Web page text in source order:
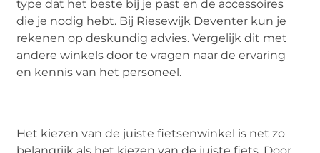
type dat het beste bij je past en de accessoires
die je nodig hebt. Bij Riesewijk Deventer kun je
rekenen op deskundig advies. Vergelijk dit met
andere winkels door te vragen naar de ervaring
en kennis van het personeel.
Het kiezen van de juiste fietsenwinkel is net zo
belangrijk als het kiezen van de juiste fiets. Door